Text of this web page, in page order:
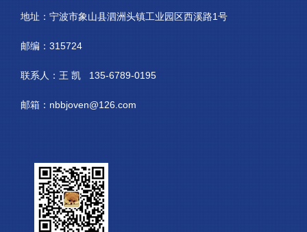
地址：宁波市象山县泗洲头镇工业园区西溪路1号
邮编：315724
联系人：王 凯 135-6789-0195
邮箱：nbbjoven@126.com